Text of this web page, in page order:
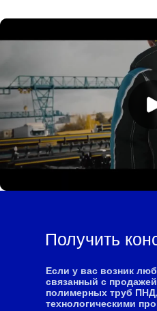
Получить
Если у вас возник
связанный с
полимерных труб
технологическими